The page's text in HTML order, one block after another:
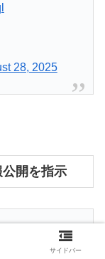
28, 2025
公開を指示
（SNS）で
ワクチンの
サイドバー